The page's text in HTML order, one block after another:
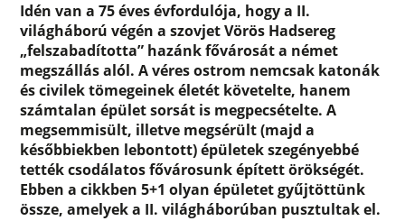
Idén van a 75 éves évfordulója, hogy a II.
világháború végén a szovjet Vörös Hadsereg
„felszabadította” hazánk fővárosát a német
megszállás alól. A véres ostrom nemcsak katonák
és civilek tömegeinek életét követelte, hanem
számtalan épület sorsát is megpecsételte. A
megsemmisült, illetve megsérült (majd a
későbbiekben lebontott) épületek szegényebbé
tették csodálatos fővárosunk épített örökségét.
Ebben a cikkben 5+1 olyan épületet gyűjtöttünk
össze, amelyek a II. világháborúban pusztultak el.